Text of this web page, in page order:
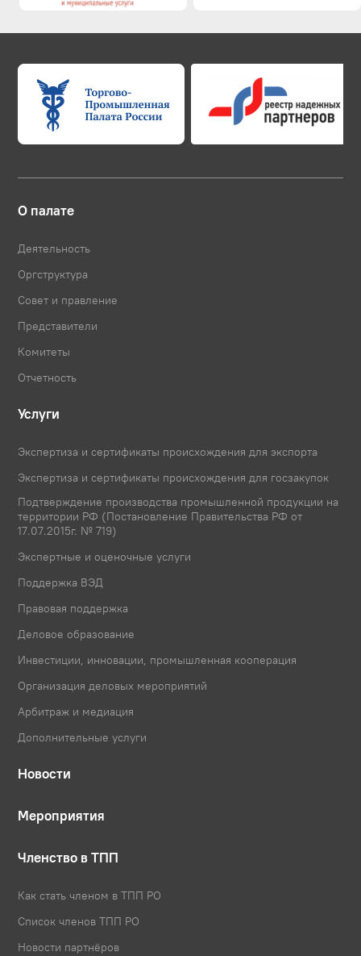
О палате
Деятельность
Оргструктура
Совет и правление
Представители
Комитеты
Отчетность
Услуги
Экспертиза и сертификаты происхождения для экспорта
Экспертиза и сертификаты происхождения для госзакупок
Подтверждение производства промышленной продукции на
территории РФ (Постановление Правительства РФ от
17.07.2015г. № 719)
Экспертные и оценочные услуги
Поддержка ВЭД
Правовая поддержка
Деловое образование
Инвестиции, инновации, промышленная кооперация
Организация деловых мероприятий
Арбитраж и медиация
Дополнительные услуги
Новости
Мероприятия
Членство в ТПП
Как стать членом в ТПП РО
Список членов ТПП РО
Новости партнёров